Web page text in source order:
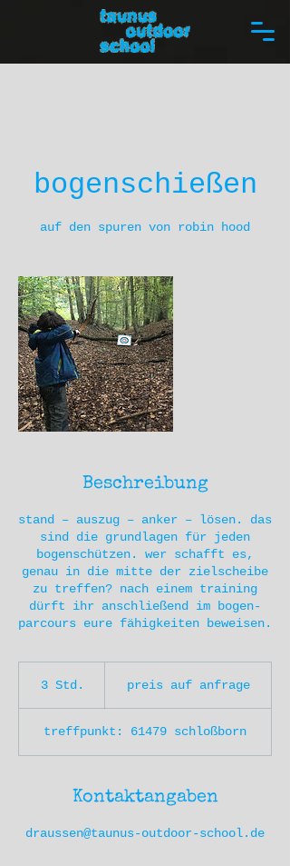
bogenschießen
auf den spuren von robin hood
Beschreibung
stand – auszug – anker – lösen. das
sind die grundlagen für jeden
bogenschützen. wer schafft es,
genau in die mitte der zielscheibe
zu treffen? nach einem training
dürft ihr anschließend im bogen-
3 Std.
d
.
anfragepreis auf anfrage
treffpunkt: 61479 schloßborn
Kontaktangaben
draussen@taunus-outdoor-school.de